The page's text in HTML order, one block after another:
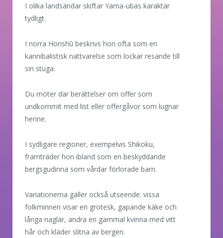
I olika landsändar skiftar Yama-ubas karaktär
tydligt.
I norra Honshū beskrivs hon ofta som en
kannibalistisk nattvarelse som lockar resande till
sin stuga.
Du möter där berättelser om offer som
undkommit med list eller offergåvor som lugnar
henne.
I sydligare regioner, exempelvis Shikoku,
framträder hon ibland som en beskyddande
bergsgudinna som vårdar förlorade barn.
Variationerna gäller också utseende: vissa
folkminnen visar en grotesk, gapande käke och
långa naglar, andra en gammal kvinna med vitt
hår och kläder slitna av bergen.